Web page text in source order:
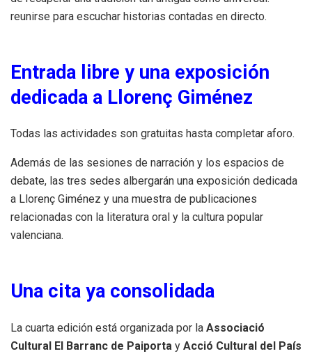
reunirse para escuchar historias contadas en directo.
Entrada libre y una exposición
dedicada a Llorenç Giménez
Todas las actividades son gratuitas hasta completar aforo.
Además de las sesiones de narración y los espacios de
debate, las tres sedes albergarán una exposición dedicada
a Llorenç Giménez y una muestra de publicaciones
relacionadas con la literatura oral y la cultura popular
valenciana.
Una cita ya consolidada
La cuarta edición está organizada por la Associació
Cultural El Barranc de Paiporta y Acció Cultural del País